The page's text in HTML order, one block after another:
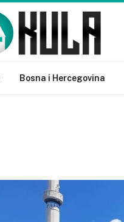
Bosna i Hercegovina